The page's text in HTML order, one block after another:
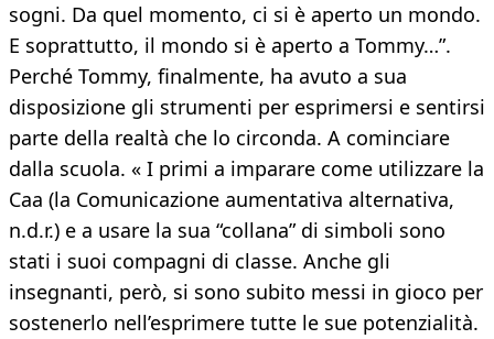
sogni. Da quel momento, ci si è aperto un mondo.
E soprattutto, il mondo si è aperto a Tommy…”.
Perché Tommy, finalmente, ha avuto a sua
disposizione gli strumenti per esprimersi e sentirsi
parte della realtà che lo circonda. A cominciare
dalla scuola. « I primi a imparare come utilizzare la
Caa (la Comunicazione aumentativa alternativa,
n.d.r.) e a usare la sua “collana” di simboli sono
stati i suoi compagni di classe. Anche gli
insegnanti, però, si sono subito messi in gioco per
sostenerlo nell’esprimere tutte le sue potenzialità.